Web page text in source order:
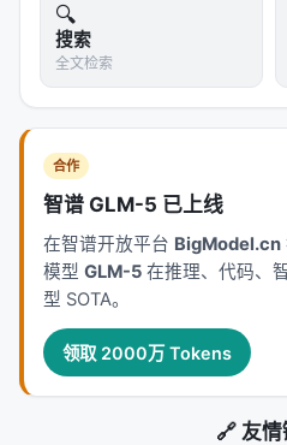
🔍
搜索
全文检索
合作
智谱 GLM-5 已上线
在智谱开放平台 BigModel.cn
模型 GLM-5 在推理、代码、
型 SOTA。
领取 2000万 Tokens
🔗 友